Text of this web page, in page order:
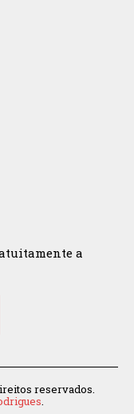
a
reservados.
.